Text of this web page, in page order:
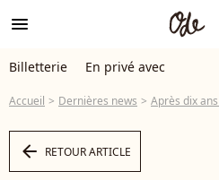
menu
Billetterie En privé avec
Accueil Dernières news Après dix ans d’attente, un
arrow_left RETOUR ARTICLE